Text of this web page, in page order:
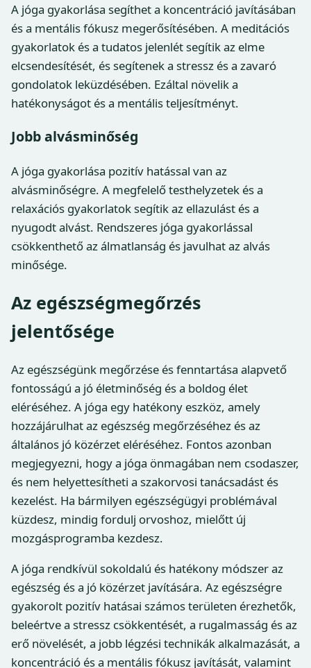
A jóga gyakorlása segíthet a koncentráció javításában
és a mentális fókusz megerősítésében. A meditációs
gyakorlatok és a tudatos jelenlét segítik az elme
elcsendesítését, és segítenek a stressz és a zavaró
gondolatok leküzdésében. Ezáltal növelik a
hatékonyságot és a mentális teljesítményt.
Jobb alvásminőség
A jóga gyakorlása pozitív hatással van az
alvásminőségre. A megfelelő testhelyzetek és a
relaxációs gyakorlatok segítik az ellazulást és a
nyugodt alvást. Rendszeres jóga gyakorlással
csökkenthető az álmatlanság és javulhat az alvás
minősége.
Az egészségmegőrzés
jelentősége
Az egészségünk megőrzése és fenntartása alapvető
fontosságú a jó életminőség és a boldog élet
eléréséhez. A jóga egy hatékony eszköz, amely
hozzájárulhat az egészség megőrzéséhez és az
általános jó közérzet eléréséhez. Fontos azonban
megjegyezni, hogy a jóga önmagában nem csodaszer,
és nem helyettesítheti a szakorvosi tanácsadást és
kezelést. Ha bármilyen egészségügyi problémával
küzdesz, mindig fordulj orvoshoz, mielőtt új
mozgásprogramba kezdesz.
A jóga rendkívül sokoldalú és hatékony módszer az
egészség és a jó közérzet javítására. Az egészségre
gyakorolt ​​pozitív hatásai számos területen érezhetők,
beleértve a stressz csökkentését, a rugalmasság és az
erő növelését, a jobb légzési technikák alkalmazását, a
koncentráció és a mentális fókusz javítását, valamint